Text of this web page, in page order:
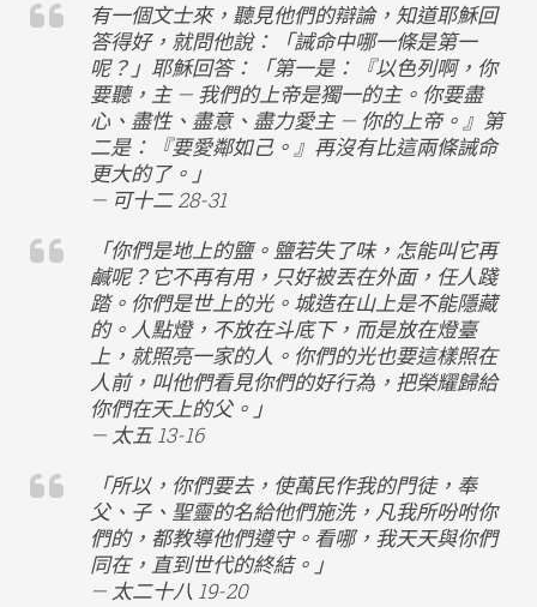
有一個文士來，聽見他們的辯論，知道耶穌回
答得好，就問他說：「誡命中哪一條是第一
呢？」耶穌回答：「第一是：『以色列啊，你
要聽，主 — 我們的上帝是獨一的主。你要盡
心、盡性、盡意、盡力愛主 — 你的上帝。』第
二是：『要愛鄰如己。』再沒有比這兩條誡命
更大的了。」
— 可十二 28-31
「你們是地上的鹽。鹽若失了味，怎能叫它再
鹹呢？它不再有用，只好被丟在外面，任人踐
踏。你們是世上的光。城造在山上是不能隱藏
的。人點燈，不放在斗底下，而是放在燈臺
上，就照亮一家的人。你們的光也要這樣照在
人前，叫他們看見你們的好行為，把榮耀歸給
你們在天上的父。」
— 太五 13-16
「所以，你們要去，使萬民作我的門徒，奉
父、子、聖靈的名給他們施洗，凡我所吩咐你
們的，都教導他們遵守。看哪，我天天與你們
同在，直到世代的終結。」
— 太二十八 19-20